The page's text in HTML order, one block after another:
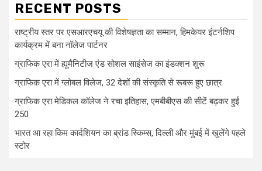
RECENT POSTS
राष्ट्रीय स्तर पर एसआरएचयू की विशेषज्ञता का सम्मान, हिमकेयर इंटर्नशिप
कार्यक्रम में बना नॉलेज पार्टनर
ग्राफिक एरा में ह्यूमैनिटीज एंड सोशल साइंसेज का इंडक्शन शुरू
ग्राफिक एरा में ग्लोबल विलेज, 32 देशों की संस्कृति से रूबरू हुए छात्र
ग्राफिक एरा मेडिकल कॉलेज ने रचा इतिहास, एमबीबीएस की सीटें बढ़कर हुईं
250
भारत आ रहा किम कार्दशियन का ब्रांड स्किम्स, दिल्ली और मुंबई में खुलेंगे पहले
स्टोर